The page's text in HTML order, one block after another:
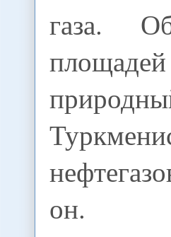
газа.
он.